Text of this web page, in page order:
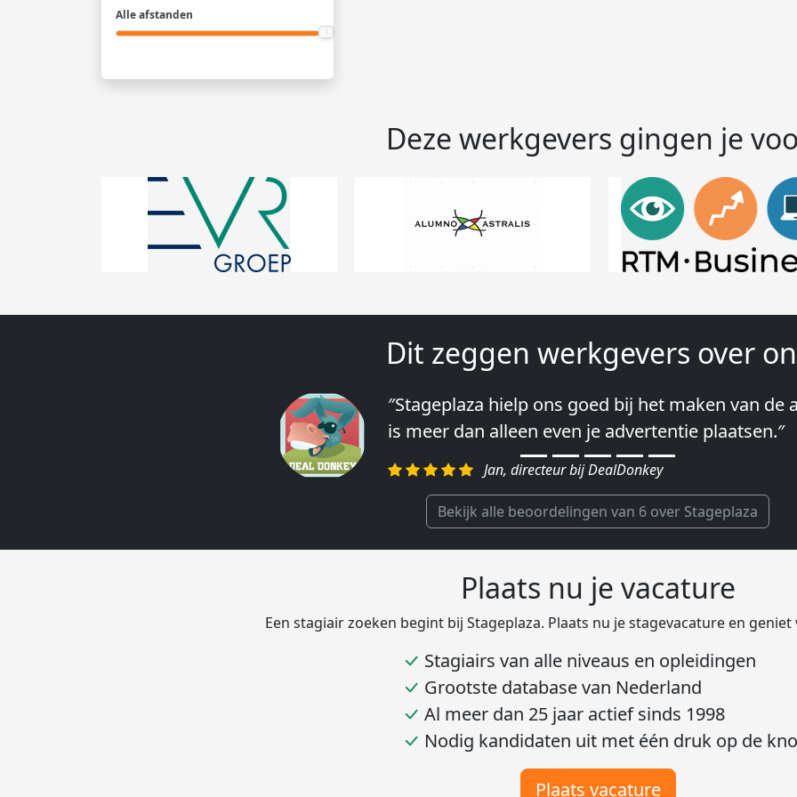
Alle afstanden
Deze werkgevers gingen je
Dit zeggen werkgevers over
″Stageplaza hielp ons goed bij het maken van de
is meer dan alleen even je advertentie plaatsen.″
Jan, directeur bij DealDonkey
″Wij hebben in ieder geval prima ervaringen met
elke keer weer weet Stageplaza prima
regelen.″
Harald, Head of Shared Service Center bij VION
Plaats nu je vacature
Een stagiair zoeken begint bij Stageplaza. Plaats nu je stagevacature en
Stagiairs van alle niveaus en opleidingen
Grootste database van Nederland
Al meer dan 25 jaar actief sinds 1998
Nodig kandidaten uit met één druk op de